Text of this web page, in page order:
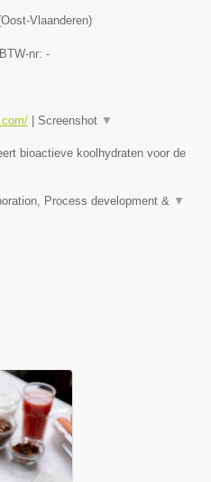
Oost-Vlaanderen)
BTW-nr: -
Screenshot ▼
bioactieve koolhydraten voor de
Process development & ▼